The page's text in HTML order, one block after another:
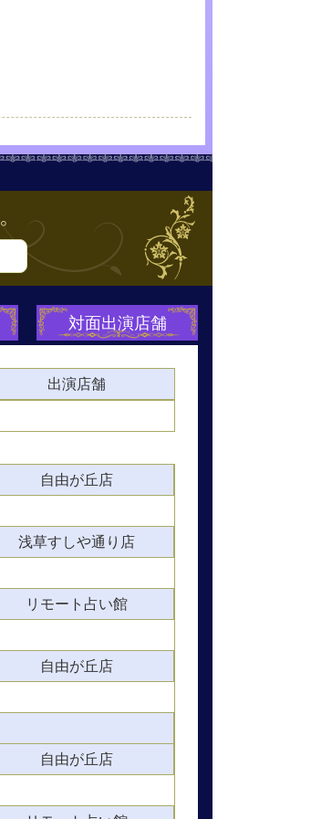
出演店舗
自由が丘店
浅草すしや通り店
リモート占い館
自由が丘店
自由が丘店
対面出演店舗